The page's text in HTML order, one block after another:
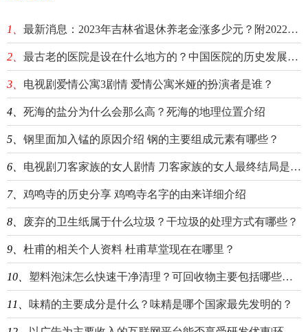
1、 最新消息：2023年吉林省退休养老金涨多少元？附2022~2023年吉林省养老金上调方案细则一览表
2、 最古老的医院是设在什么地方的？中国医院的历史发展介绍
3、 电视剧爱情公寓3剧情 爱情公寓米娅的扮演者是谁？
4、 死海的盐分为什么会那么高？死海的地理位置介绍
5、 钢里面加入锰的原因介绍 钢的主要组成元素有哪些？
6、 电视剧刀客家族的女人剧情 刀客家族的女人最终结局是什么？
7、 鸡鸣寺的历史分享 鸡鸣寺名字的由来详细介绍
8、 废弃的卫生纸属于什么垃圾？干垃圾的处理方式有哪些？
9、 杜甫的相关个人资料 杜甫草堂现在在哪里？
10、 塑料泡沫怎么快速干净清理？可回收物主要包括哪些东西？
11、 味精的主要成分是什么？味精是哪个国家最先发明的？